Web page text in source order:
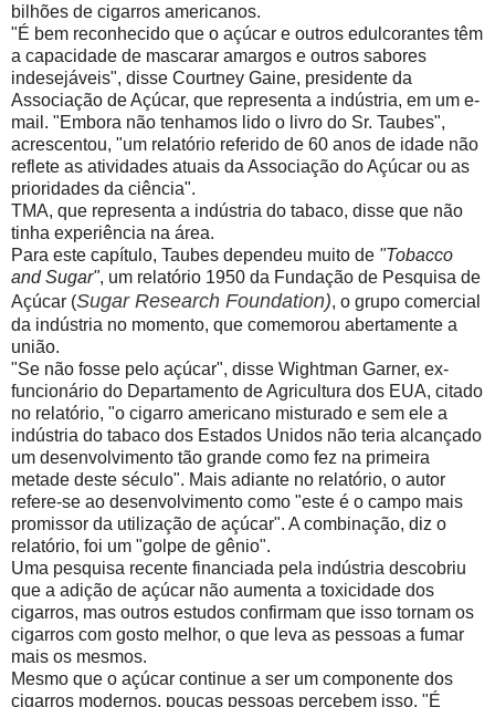
bilhões de cigarros americanos.
"É bem reconhecido que o açúcar e outros edulcorantes têm
a capacidade de mascarar amargos e outros sabores
indesejáveis", disse Courtney Gaine, presidente da
Associação de Açúcar, que representa a indústria, em um e-
mail. "Embora não tenhamos lido o livro do Sr. Taubes",
acrescentou, "um relatório referido de 60 anos de idade não
reflete as atividades atuais da Associação do Açúcar ou as
prioridades da ciência".
TMA, que representa a indústria do tabaco, disse que não
tinha experiência na área.
Para este capítulo, Taubes dependeu muito de "Tobacco
and Sugar", um relatório 1950 da Fundação de Pesquisa de
Açúcar (Sugar Research Foundation), o grupo comercial
da indústria no momento, que comemorou abertamente a
união.
"Se não fosse pelo açúcar", disse Wightman Garner, ex-
funcionário do Departamento de Agricultura dos EUA, citado
no relatório, "o cigarro americano misturado e sem ele a
indústria do tabaco dos Estados Unidos não teria alcançado
um desenvolvimento tão grande como fez na primeira
metade deste século". Mais adiante no relatório, o autor
refere-se ao desenvolvimento como "este é o campo mais
promissor da utilização de açúcar". A combinação, diz o
relatório, foi um "golpe de gênio".
Uma pesquisa recente financiada pela indústria descobriu
que a adição de açúcar não aumenta a toxicidade dos
cigarros, mas outros estudos confirmam que isso tornam os
cigarros com gosto melhor, o que leva as pessoas a fumar
mais os mesmos.
Mesmo que o açúcar continue a ser um componente dos
cigarros modernos, poucas pessoas percebem isso. "É